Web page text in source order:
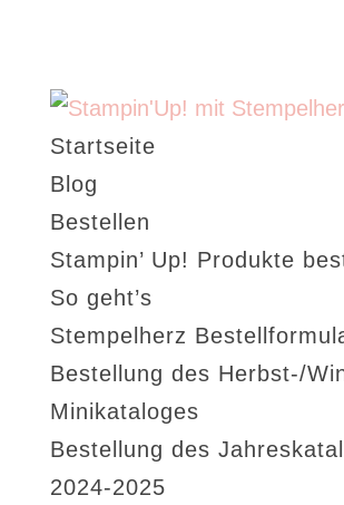
Startseite
Blog
Bestellen
Stampin’ Up! Produkte
So geht’s
Stempelherz
Bestellung des Herbst-/
Minikataloges
Bestellung des
2024-2025